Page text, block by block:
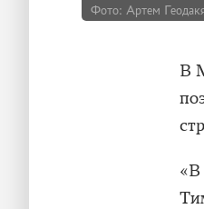
Фото: Артем
В
«В